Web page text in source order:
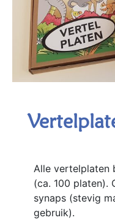
Alle vertelplaten
(ca. 100 platen).
synaps (stevig
gebruik).